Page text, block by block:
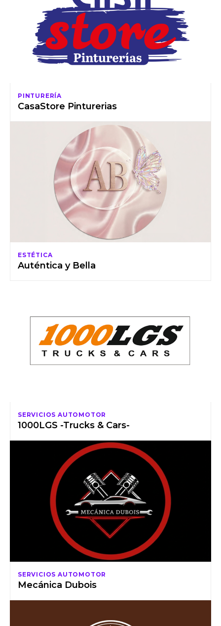
PINTURERÍA
CasaStore Pinturerias
ESTÉTICA
Auténtica y Bella
SERVICIOS AUTOMOTOR
1000LGS -Trucks & Cars-
SERVICIOS AUTOMOTOR
Mecánica Dubois